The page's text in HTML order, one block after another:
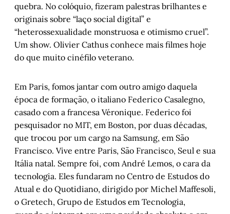
quebra. No colóquio, fizeram palestras brilhantes e
originais sobre “laço social digital” e
“heterossexualidade monstruosa e otimismo cruel”.
Um show. Olivier Cathus conhece mais filmes hoje
do que muito cinéfilo veterano.
Em Paris, fomos jantar com outro amigo daquela
época de formação, o italiano Federico Casalegno,
casado com a francesa Véronique. Federico foi
pesquisador no MIT, em Boston, por duas décadas,
que trocou por um cargo na Samsung, em São
Francisco. Vive entre Paris, São Francisco, Seul e sua
Itália natal. Sempre foi, com André Lemos, o cara da
tecnologia. Eles fundaram no Centro de Estudos do
Atual e do Quotidiano, dirigido por Michel Maffesoli,
o Gretech, Grupo de Estudos em Tecnologia,